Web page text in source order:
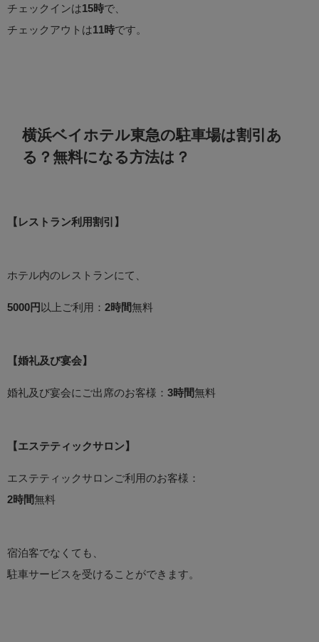
チェックインは15時で、
チェックアウトは11時です。
横浜ベイホテル東急の駐車場は割引あ
る？無料になる方法は？
【レストラン利用割引】
ホテル内のレストランにて、
5000円 以上ご利用： 2時間無料
【婚礼及び宴会】
婚礼及び宴会にご出席のお客様： 3時間無料
【エステティックサロン】
エステティックサロンご利用のお客様：
2時間無料
宿泊客でなくても、
駐車サービスを受けることができます。